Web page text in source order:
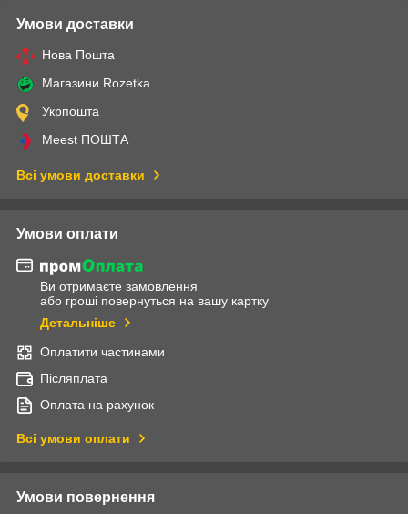
Умови доставки
Нова Пошта
Магазини Rozetka
Укрпошта
Meest ПОШТА
Всі умови доставки
Умови оплати
Ви отримаєте замовлення
або гроші повернуться на вашу картку
Детальніше
Оплатити частинами
Післяплата
Оплата на рахунок
Всі умови оплати
Умови повернення